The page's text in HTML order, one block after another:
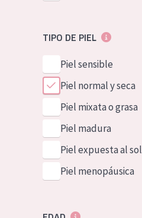
TIPO DE PIEL
Piel sensible
Piel normal y seca
Piel mixata o grasa
Piel madura
Piel expuesta al sol
Piel menopáusica